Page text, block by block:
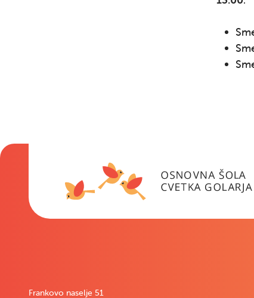
Frankovo naselje 51